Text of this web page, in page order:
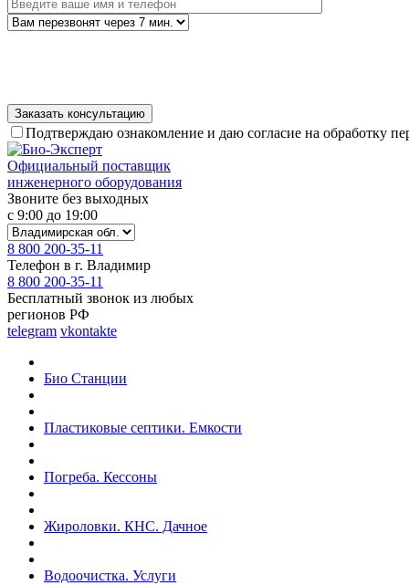
Подтверждаю ознакомление и даю согласие на обработку
Официальный поставщик
инженерного оборудования
Звоните без выходных
с 9:00 до 19:00
8 800 200-35-11
Телефон в г. Владимир
8 800 200-35-11
Бесплатный звонок из любых
регионов РФ
telegram vkontakte
Био Станции
Пластиковые септики. Емкости
Погреба. Кессоны
Жироловки. КНС. Дачное
Водоочистка. Услуги